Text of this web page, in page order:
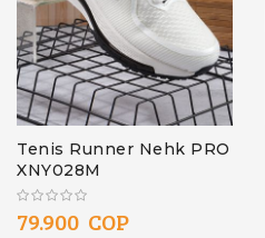
Tenis Runner Nehk PRO
XNY028M
79.900 COP